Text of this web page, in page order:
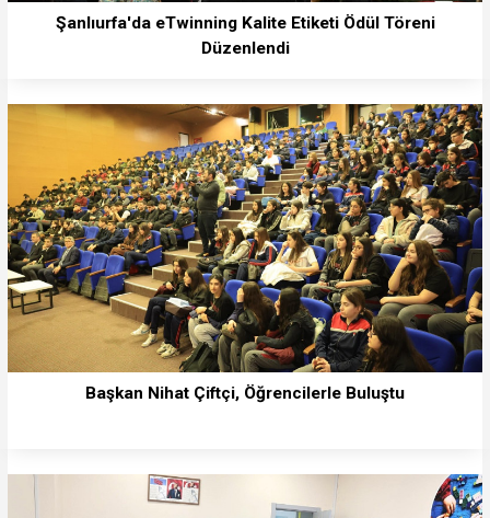
Şanlıurfa'da eTwinning Kalite Etiketi Ödül Töreni
Düzenlendi
Başkan Nihat Çiftçi, Öğrencilerle Buluştu